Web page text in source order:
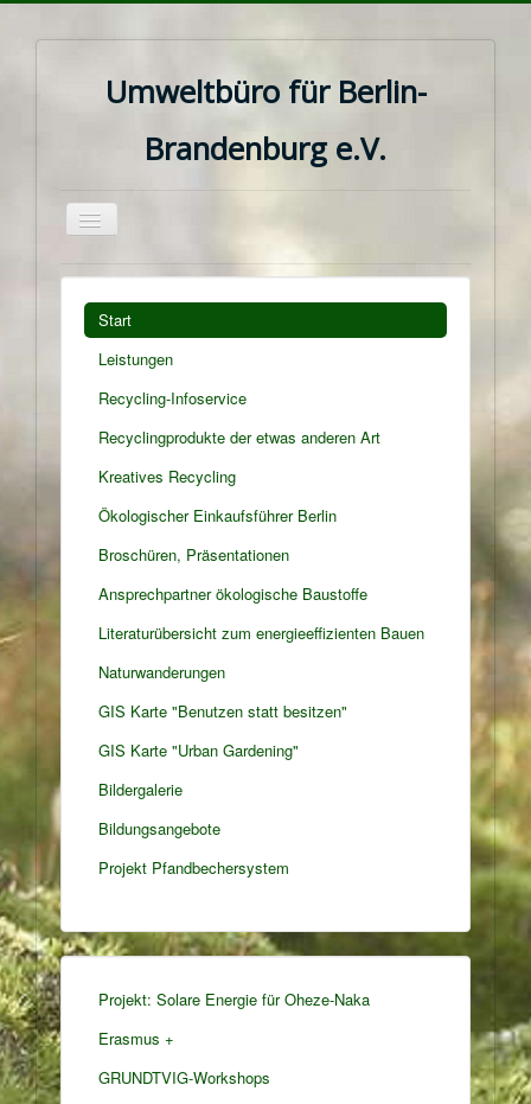
Umweltbüro für Berlin-
Brandenburg e.V.
Navigation
Start
Leistungen
Recycling-Infoservice
Recyclingprodukte der etwas anderen Art
Kreatives Recycling
Ökologischer Einkaufsführer Berlin
Broschüren, Präsentationen
Ansprechpartner ökologische Baustoffe
Literaturübersicht zum energieeffizienten Bauen
Naturwanderungen
GIS Karte "Benutzen statt besitzen"
GIS Karte "Urban Gardening"
Bildergalerie
Bildungsangebote
Projekt Pfandbechersystem
Projekt: Solare Energie für Oheze-Naka
Erasmus +
GRUNDTVIG-Workshops